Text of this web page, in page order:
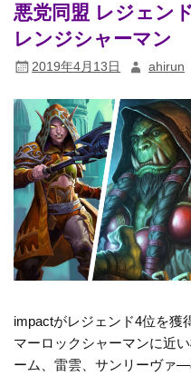
悪党同盟 レジェン
レンジシャーマン
2019年4月13日 ahirun
impactがレジェンド4位を獲
マーロックシャーマンに近
ーム、雷雲、サンリーヴァ